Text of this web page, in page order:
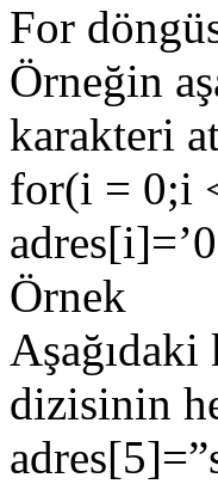
For
Örneğin
karakteri
for(i = 0;i
Örnek
dizisinin